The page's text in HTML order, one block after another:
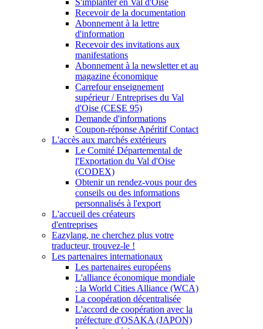
S'implanter en Val d'Oise
Recevoir de la documentation
Abonnement à la lettre
d'information
Recevoir des invitations aux
manifestations
Abonnement à la newsletter et au
magazine économique
Carrefour enseignement
supérieur / Entreprises du Val
d'Oise (CESE 95)
Demande d'informations
Coupon-réponse Apéritif Contact
L'accès aux marchés extérieurs
Le Comité Départemental de
l'Exportation du Val d'Oise
(CODEX)
Obtenir un rendez-vous pour des
conseils ou des informations
personnalisés à l'export
L'accueil des créateurs
d'entreprises
Eazylang, ne cherchez plus votre
traducteur, trouvez-le !
Les partenaires internationaux
Les partenaires européens
L'alliance économique mondiale
: la World Cities Alliance (WCA)
La coopération décentralisée
L'accord de coopération avec la
préfecture d'OSAKA (JAPON)